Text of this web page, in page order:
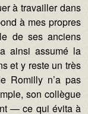
à travailler dans
à mes propres
de ses anciens
ainsi assumé la
et y reste un très
Romilly n’a pas
son collègue
— ce qui évita à